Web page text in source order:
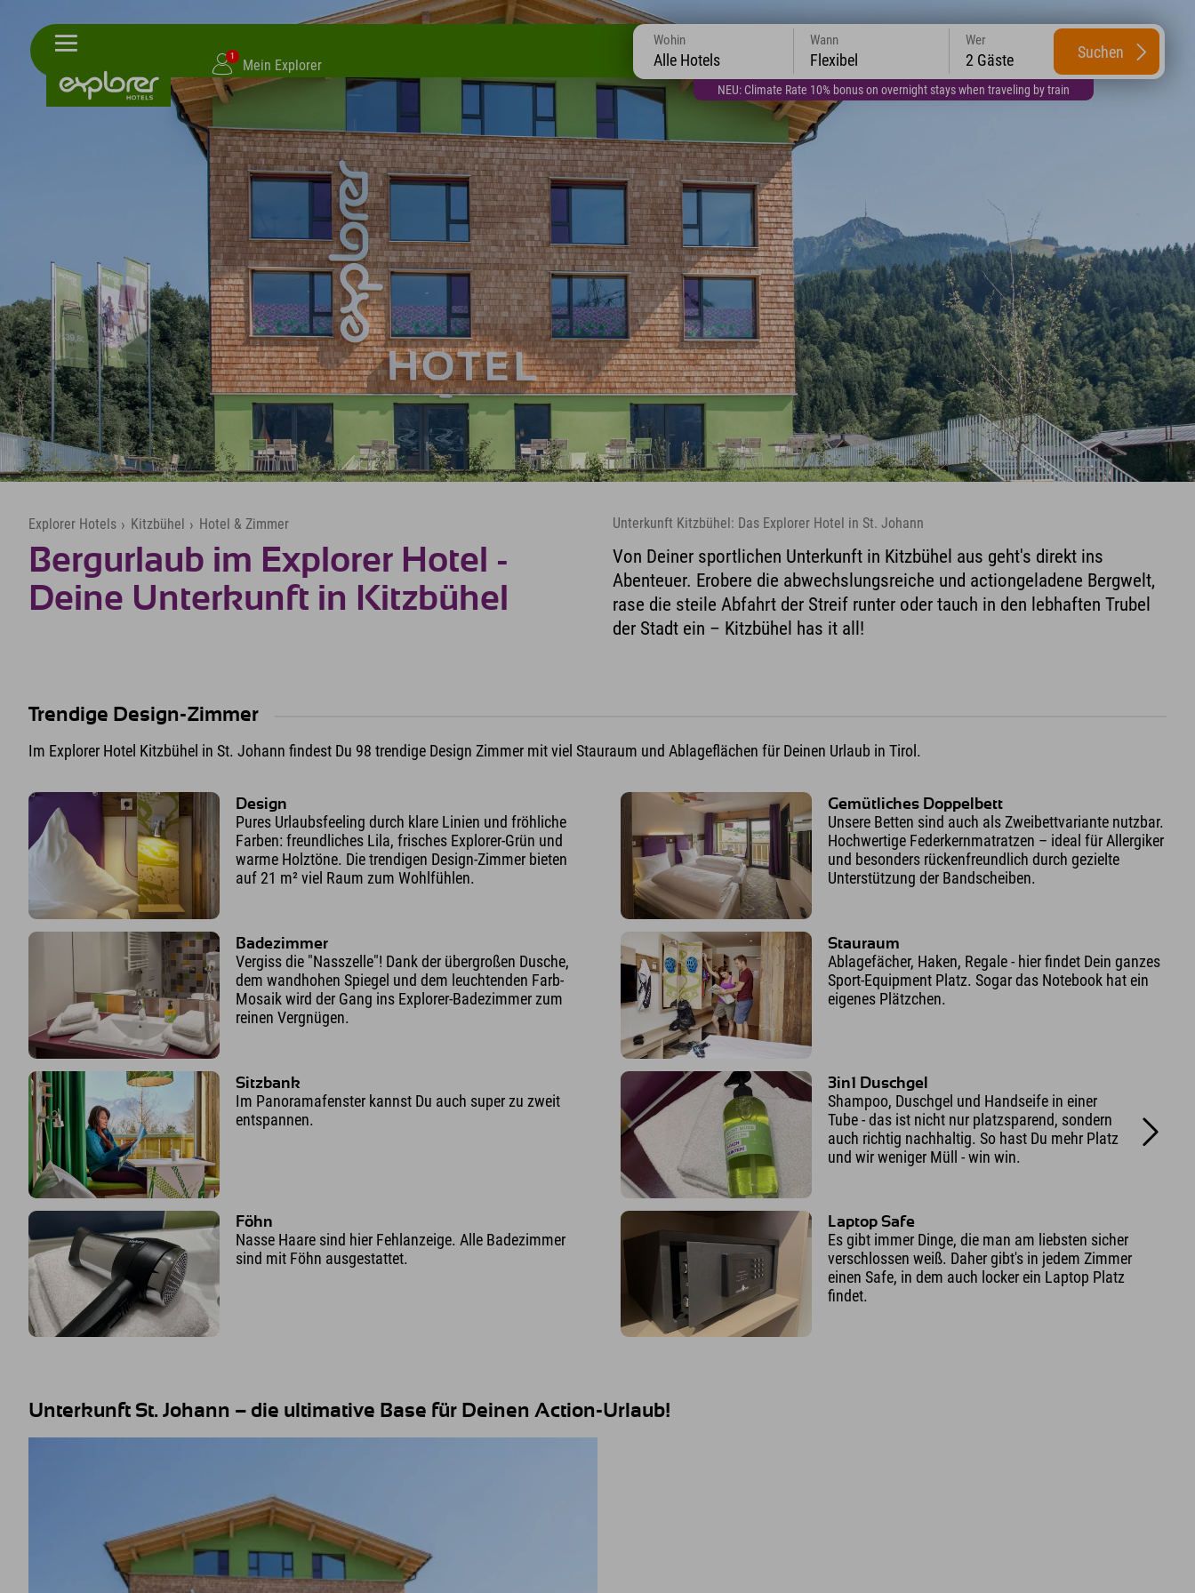
1
Mein Explorer
NEU: Climate Rate 10% bonus on overnight stays when traveling by train
Wohin
Alle Hotels
Wann
Flexibel
Wer
2 Gäste Suchen
Explorer Hotels › Kitzbühel › Hotel & Zimmer
Bergurlaub im Explorer Hotel -
Deine Unterkunft in Kitzbühel
Unterkunft Kitzbühel: Das Explorer Hotel in St. Johann
Von Deiner sportlichen Unterkunft in Kitzbühel aus geht's direkt ins
Abenteuer. Erobere die abwechslungsreiche und actiongeladene Bergwelt,
rase die steile Abfahrt der Streif runter oder tauch in den lebhaften Trubel
der Stadt ein – Kitzbühel has it all!
Trendige Design-Zimmer
Im Explorer Hotel Kitzbühel in St. Johann findest Du 98 trendige Design Zimmer mit viel Stauraum und Ablageflächen für Deinen Urlaub in Tirol.
Design
Pures Urlaubsfeeling durch klare Linien und fröhliche
Farben: freundliches Lila, frisches Explorer-Grün und
warme Holztöne. Die trendigen Design-Zimmer bieten
auf 21 m² viel Raum zum Wohlfühlen.
Gemütliches Doppelbett
Unsere Betten sind auch als Zweibettvariante nutzbar.
Hochwertige Federkernmatratzen – ideal für Allergiker
und besonders rückenfreundlich durch gezielte
Unterstützung der Bandscheiben.
Badezimmer
Vergiss die "Nasszelle"! Dank der übergroßen Dusche,
dem wandhohen Spiegel und dem leuchtenden Farb-
Mosaik wird der Gang ins Explorer-Badezimmer zum
reinen Vergnügen.
Stauraum
Ablagefächer, Haken, Regale - hier findet Dein ganzes
Sport-Equipment Platz. Sogar das Notebook hat ein
eigenes Plätzchen.
Sitzbank
Im Panoramafenster kannst Du auch super zu zweit
entspannen.
3in1 Duschgel
Shampoo, Duschgel und Handseife in einer
Tube - das ist nicht nur platzsparend, sondern
auch richtig nachhaltig. So hast Du mehr Platz
und wir weniger Müll - win win.
Föhn
Nasse Haare sind hier Fehlanzeige. Alle Badezimmer
sind mit Föhn ausgestattet.
Laptop Safe
Es gibt immer Dinge, die man am liebsten sicher
verschlossen weiß. Daher gibt's in jedem Zimmer
einen Safe, in dem auch locker ein Laptop Platz
findet.
Unterkunft St. Johann – die ultimative Base für Deinen Action-Urlaub!